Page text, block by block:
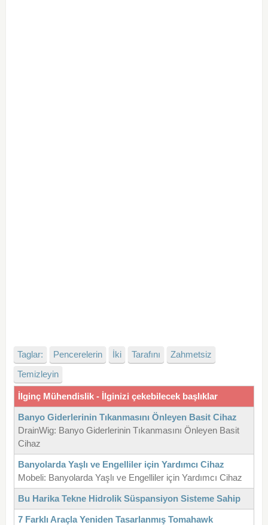
Taglar: Pencerelerin İki Tarafını
Zahmetsiz
Temizleyin
İlginç Mühendislik - İlginizi çekebilecek başlıklar
Banyo Giderlerinin Tıkanmasını Önleyen Basit Cihaz
DrainWig: Banyo Giderlerinin Tıkanmasını Önleyen Basit
Cihaz
Banyolarda Yaşlı ve Engelliler için Yardımcı Cihaz
Mobeli: Banyolarda Yaşlı ve Engelliler için Yardımcı Cihaz
Bu Harika Tekne Hidrolik Süspansiyon Sisteme Sahip
7 Farklı Araçla Yeniden Tasarlanmış Tomahawk